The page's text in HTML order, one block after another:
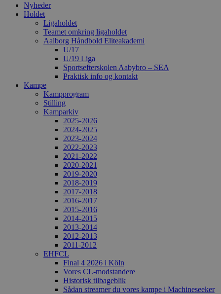
Nyheder
Holdet
Ligaholdet
Teamet omkring ligaholdet
Aalborg Håndbold Eliteakademi
U/17
U/19 Liga
Sportsefterskolen Aabybro – SEA
Praktisk info og kontakt
Kampe
Kampprogram
Stilling
Kamparkiv
2025-2026
2024-2025
2023-2024
2022-2023
2021-2022
2020-2021
2019-2020
2018-2019
2017-2018
2016-2017
2015-2016
2014-2015
2013-2014
2012-2013
2011-2012
EHFCL
Final 4 2026 i Köln
Vores CL-modstandere
Historisk tilbageblik
Sådan streamer du vores kampe i Machineseeker